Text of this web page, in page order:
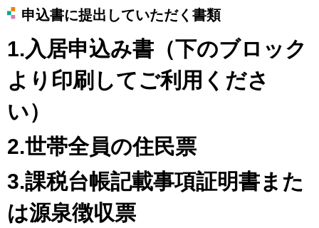
申込書に提出していただく書類
1.入居申込み書（下のブロック
より印刷してご利用くださ
い）
2.世帯全員の住民票
3.課税台帳記載事項証明書また
は源泉徴収票